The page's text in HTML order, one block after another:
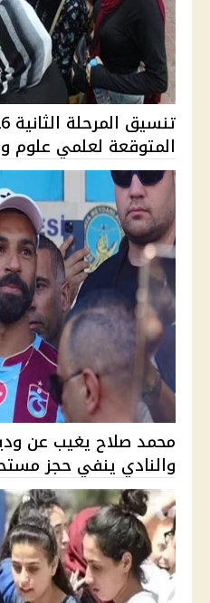
المتوقعة لعلمي علوم
محمد صلاح يغيب عن
والنادي ينفي حجز